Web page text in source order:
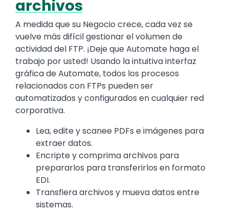
archivos
A medida que su Negocio crece, cada vez se
vuelve más difícil gestionar el volumen de
actividad del FTP. ¡Deje que Automate haga el
trabajo por usted! Usando la intuitiva interfaz
gráfica de Automate, todos los procesos
relacionados con FTPs pueden ser
automatizados y configurados en cualquier red
corporativa.
Lea, edite y scanee PDFs e imágenes para
extraer datos.
Encripte y comprima archivos para
prepararlos para transferirlos en formato
EDI.
Transfiera archivos y mueva datos entre
sistemas.